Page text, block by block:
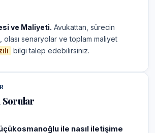
ve Maliyeti. Avukattan, sürecin
olası senaryolar ve toplam maliyet
bilgi talep edebilirsiniz.
Sorular
ile nasıl iletişime